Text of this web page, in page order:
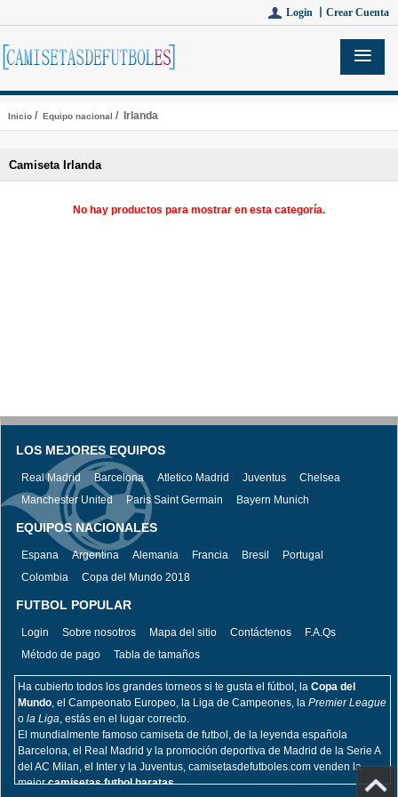
Login 丨 Crear Cuenta
Inicio/ Equipo nacional / Irlanda
Camiseta Irlanda
No hay productos para mostrar en esta categoría.
LOS MEJORES EQUIPOS
Real Madrid Barcelona Atletico Madrid Juventus
Chelsea
Manchester United
Paris Saint Germain Bayern Munich
EQUIPOS NACIONALES
Espana Argentina Alemania Francia Bresil
Portugal
Colombia
Copa del Mundo 2018
FUTBOL POPULAR
Login Sobre nosotros Mapa del sitio Contáctenos
F.A.Qs
Método de pago
Tabla de tamaños
Ha cubierto todos los grandes torneos si te gusta el fútbol, la Copa del
Mundo, el Campeonato Europeo, la Liga de Campeones, la Premier League
o la Liga, estás en el lugar correcto.
El mundialmente famoso camiseta de futbol, de la leyenda española
Barcelona, el Real Madrid y la promoción deportiva de Madrid de la Serie A
del AC Milan, el Inter y la Juventus, camisetasdefutboles.com venden la
mejorcamisetas futbol baratas.